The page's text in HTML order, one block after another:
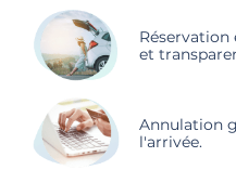
Réservation
et
Annulation
l'arrivée.